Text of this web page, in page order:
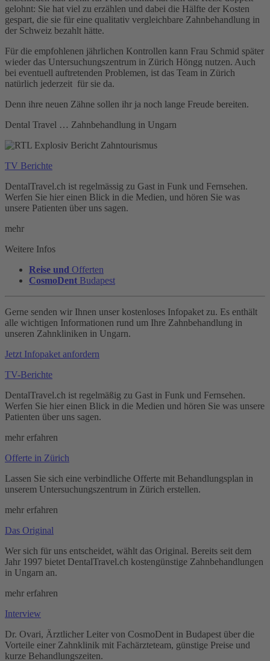
gelohnt: Sie hat viel zu erzählen und dabei die Hälfte der Kosten
gespart, die sie für eine qualitativ vergleichbare Zahnbehandlung in
der Schweiz bezahlt hätte.
Für die empfohlenen jährlichen Kontrollen kann Frau Schmid später
wieder das Untersuchungszentrum in Zürich Höngg nutzen. Auch
bei eventuell auftretenden Problemen, ist das Team in Zürich
natürlich jederzeit für sie da.
Denn ihre neuen Zähne sollen ihr ja noch lange Freude bereiten.
Dental Travel … Zahnbehandlung in Ungarn
TV Berichte
DentalTravel.ch ist regelmässig zu Gast in Funk und Fernsehen.
Werfen Sie hier einen Blick in die Medien, und hören Sie was
unsere Patienten über uns sagen.
mehr
Weitere Infos
Reise und Offerten
CosmoDent Budapest
Gerne senden wir Ihnen unser kostenloses Infopaket zu. Es enthält
alle wichtigen Informationen rund um Ihre Zahnbehandlung in
unseren Zahnkliniken in Ungarn.
Jetzt Infopaket anfordern
TV-Berichte
DentalTravel.ch ist regelmäßig zu Gast in Funk und Fernsehen.
Werfen Sie hier einen Blick in die Medien und hören Sie was unsere
Patienten über uns sagen.
mehr erfahren
Offerte in Zürich
Lassen Sie sich eine verbindliche Offerte mit Behandlungsplan in
unserem Untersuchungszentrum in Zürich erstellen.
mehr erfahren
Das Original
Wer sich für uns entscheidet, wählt das Original. Bereits seit dem
Jahr 1997 bietet DentalTravel.ch kostengünstige Zahnbehandlungen
in Ungarn an.
mehr erfahren
Interview
Dr. Ovari, Ärztlicher Leiter von CosmoDent in Budapest über die
Vorteile einer Zahnklinik mit Fachärzteteam, günstige Preise und
kurze Behandlungszeiten.